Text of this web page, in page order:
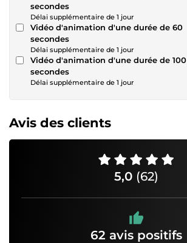
secondes
Délai supplémentaire de 1 jour
Vidéo d'animation d'une durée de 60
secondes
Délai supplémentaire de 1 jour
Vidéo d'animation d'une durée de 100
secondes
Délai supplémentaire de 1 jour
Avis des clients
5,0 (62)
62 avis positifs